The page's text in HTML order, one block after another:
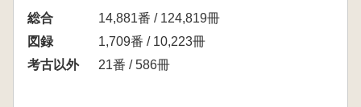
総合
14,881番 / 124,819冊
図録
1,709番 / 10,223冊
考古以外
21番 / 586冊